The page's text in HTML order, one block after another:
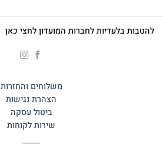
להטבות בלעדיות לחברות המועדון לחצי כאן
משלוחים והחזרות
הצהרת נגישות
ביטול עסקה
שירות לקוחות